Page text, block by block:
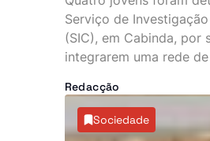
uma vida de
Serviço de
(SIC), em Cabinda, por
integrarem uma rede
rede Vodacom, num
terá desviado cerca de
e cinco milhões de
Redacção
Sociedade